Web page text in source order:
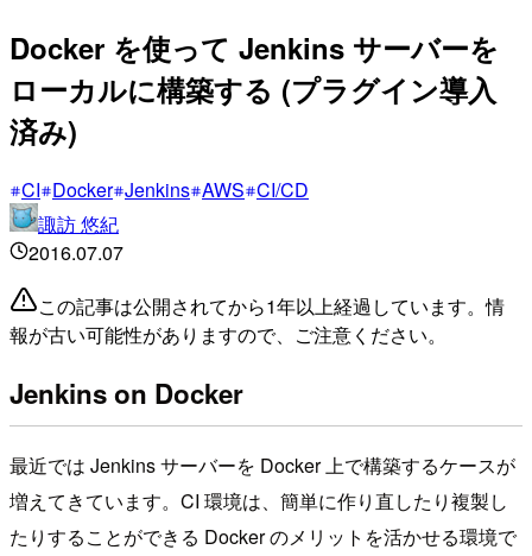
Docker を使って Jenkins サーバーを
ローカルに構築する (プラグイン導入
済み)
CI Docker Jenkins AWS CI/CD
諏訪 悠紀
2016.07.07
この記事は公開されてから1年以上経過しています。情
報が古い可能性がありますので、ご注意ください。
Jenkins on Docker
最近では Jenkins サーバーを Docker 上で構築するケースが
増えてきています。CI 環境は、簡単に作り直したり複製し
たりすることができる Docker のメリットを活かせる環境で